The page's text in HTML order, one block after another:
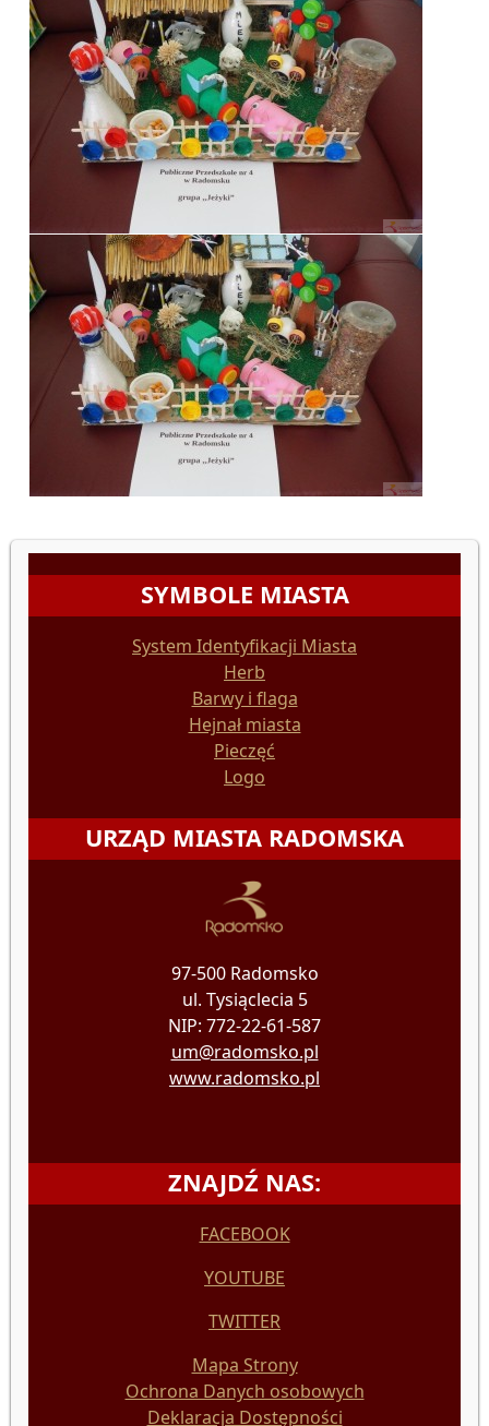
SYMBOLE MIASTA
System Identyfikacji Miasta
Herb
Barwy i flaga
Hejnał miasta
Pieczęć
Logo
URZĄD MIASTA RADOMSKA
97-500 Radomsko
ul. Tysiąclecia 5
NIP: 772-22-61-587
um@radomsko.pl
www.radomsko.pl
ZNAJDŹ NAS:
FACEBOOK
YOUTUBE
TWITTER
Mapa Strony
Ochrona Danych osobowych
Deklaracja Dostępności